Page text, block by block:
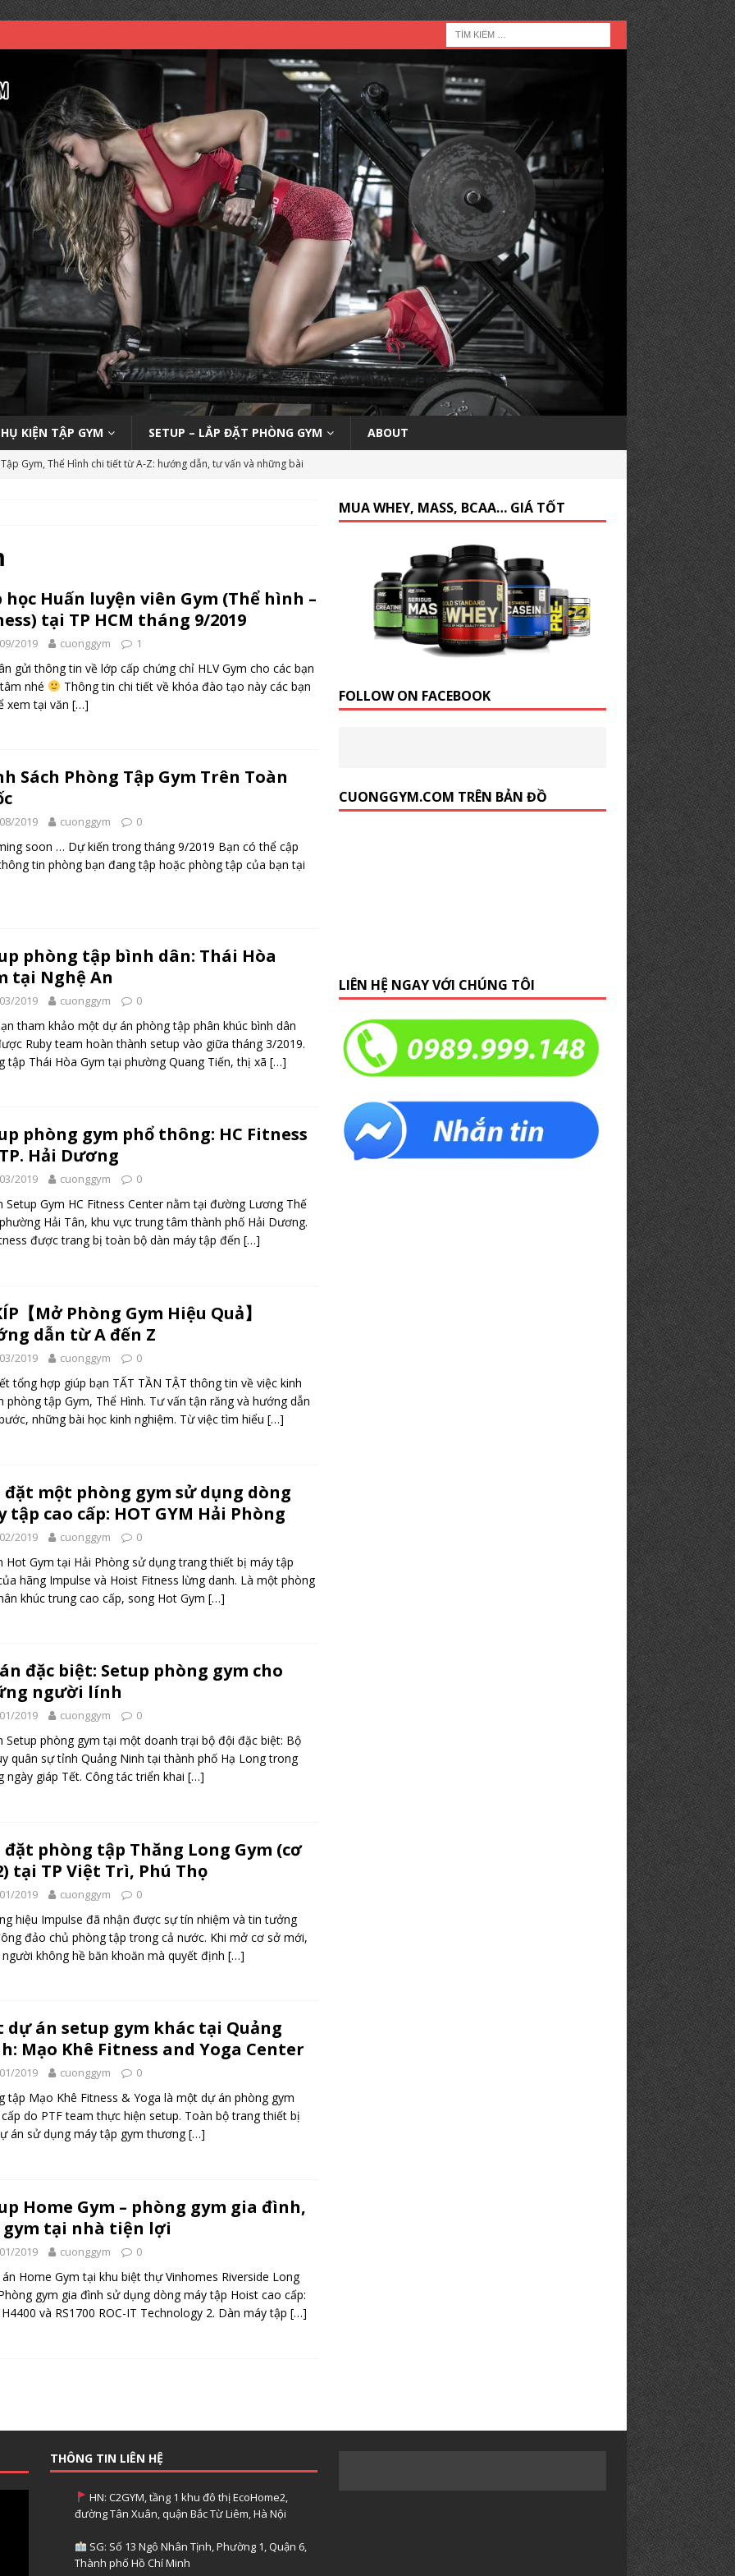
KIỆN TẬP GYM SETUP – LẮP ĐẶT PHÒNG GYM ABOUT
Gym, Thể Hình chi tiết từ A-Z: hướng dẫn, tư vấn và những bài
270 tại phòng gym | Nên hay không nên?
viên Gym (Thể hình – Fitness) tại TP HCM tháng 9/2019
Gym Trên Toàn Quốc
dân: Thái Hòa Gym tại Nghệ An
thông: HC Fitness tại TP. Hải Dương
Gym Hiệu Quả】Hướng dẫn từ A đến Z
KINH NGHIỆM MỞ
học Huấn luyện viên Gym (Thể hình –
tại TP HCM tháng 9/2019
2019 cuonggym 1
gửi thông tin về lớp cấp chứng chỉ HLV Gym cho các bạn
nhé
Thông tin chi tiết về khóa đào tạo này các bạn
xem tại văn […]
Sách Phòng Tập Gym Trên Toàn
2019 cuonggym 0
soon … Dự kiến trong tháng 9/2019 Bạn có thể cập
tin phòng bạn đang tập hoặc phòng tập của bạn tại
phòng tập bình dân: Thái Hòa
tại Nghệ An
2019 cuonggym 0
tham khảo một dự án phòng tập phân khúc bình dân
Ruby team hoàn thành setup vào giữa tháng 3/2019.
tập Thái Hòa Gym tại phường Quang Tiến, thị xã […]
phòng gym phổ thông: HC Fitness
Hải Dương
2019 cuonggym 0
Setup Gym HC Fitness Center nằm tại đường Lương Thế
Hải Tân, khu vực trung tâm thành phố Hải Dương.
được trang bị toàn bộ dàn máy tập đến […]
【Mở Phòng Gym Hiệu Quả】
dẫn từ A đến Z
2019 cuonggym 0
tổng hợp giúp bạn TẤT TẦN TẬT thông tin về việc kinh
phòng tập Gym, Thể Hình. Tư vấn tận răng và hướng dẫn
những bài học kinh nghiệm. Từ việc tìm hiểu […]
đặt một phòng gym sử dụng dòng
tập cao cấp: HOT GYM Hải Phòng
2019 cuonggym 0
Hot Gym tại Hải Phòng sử dụng trang thiết bị máy tập
hãng Impulse và Hoist Fitness lừng danh. Là một phòng
khúc trung cao cấp, song Hot Gym […]
đặc biệt: Setup phòng gym cho
người lính
2019 cuonggym 0
Setup phòng gym tại một doanh trại bộ đội đặc biệt: Bộ
quân sự tỉnh Quảng Ninh tại thành phố Hạ Long trong
ngày giáp Tết. Công tác triển khai […]
đặt phòng tập Thăng Long Gym (cơ
tại TP Việt Trì, Phú Thọ
2019 cuonggym 0
hiệu Impulse đã nhận được sự tín nhiệm và tin tưởng
đảo chủ phòng tập trong cả nước. Khi mở cơ sở mới,
người không hề băn khoăn mà quyết định […]
dự án setup gym khác tại Quảng
Mạo Khê Fitness and Yoga Center
2019 cuonggym 0
tập Mạo Khê Fitness & Yoga là một dự án phòng gym
do PTF team thực hiện setup. Toàn bộ trang thiết bị
án sử dụng máy tập gym thương[…]
Home Gym – phòng gym gia đình,
tại nhà tiện lợi
2019 cuonggym 0
Home Gym tại khu biệt thự Vinhomes Riverside Long
gym gia đình sử dụng dòng máy tập Hoist cao cấp:
và RS1700 ROC-IT Technology 2. Dàn máy tập […]
MUA WHEY, MASS, BCAA… GIÁ TỐT
FOLLOW ON FACEBOOK
CUONGGYM.COM TRÊN BẢN ĐỒ
LIÊN HỆ NGAY VỚI CHÚNG TÔI
THÔNG TIN LIÊN HỆ
HN: C2GYM, tầng 1 khu đô thị EcoHome2,
đường Tân Xuân, quận Bắc Từ Liêm, Hà Nội
SG: Số 13 Ngô Nhân Tịnh, Phường 1, Quận 6,
Thành phố Hồ Chí Minh